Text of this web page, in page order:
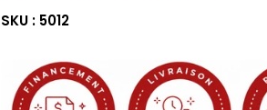
SKU : 5012